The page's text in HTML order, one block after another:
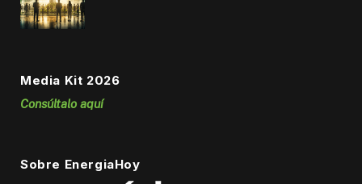
Media Kit 2026
Consúltalo aquí
Sobre EnergiaHoy